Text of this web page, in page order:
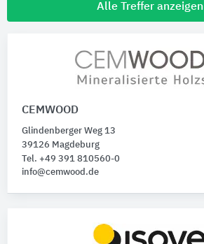
Alle Treffer anzeigen
CEMWOOD
Glindenberger Weg 13
39126 Magdeburg
Tel. +49 391 810560-0
info@cemwood.de